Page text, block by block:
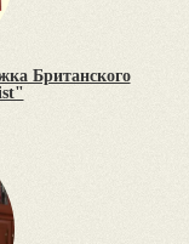
Британского